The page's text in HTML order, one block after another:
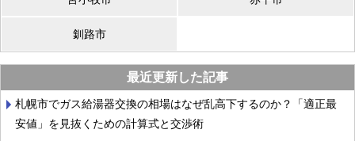
釧路市
最近更新した記事
札幌市でガス給湯器交換の相場はなぜ乱高下するのか？「適正最
安値」を見抜くための計算式と交渉術